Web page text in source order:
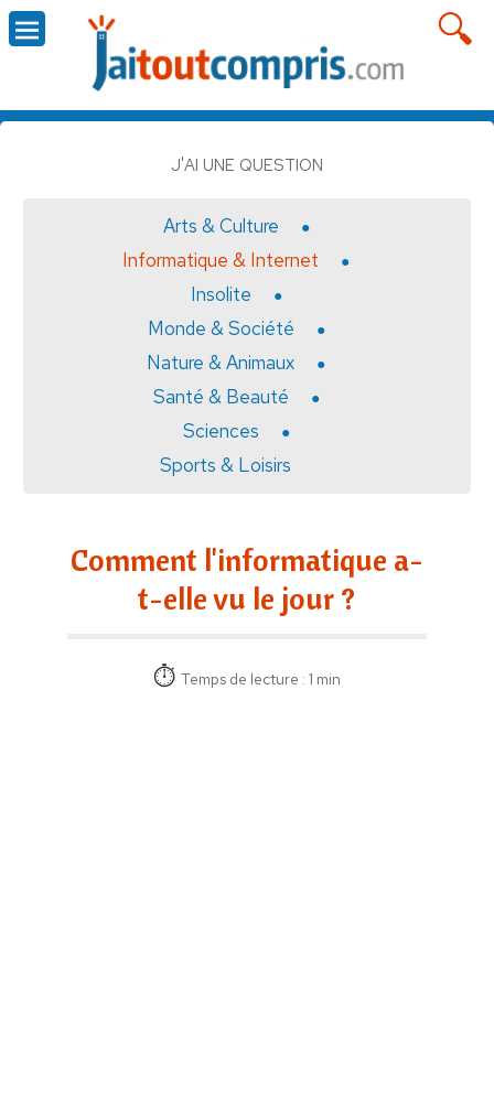
J'AI UNE QUESTION
Arts & Culture
Informatique & Internet
Insolite
Monde & Société
Nature & Animaux
Santé & Beauté
Sciences
Sports & Loisirs
Comment l'informatique a-
t-elle vu le jour ?
Temps de lecture : 1 min